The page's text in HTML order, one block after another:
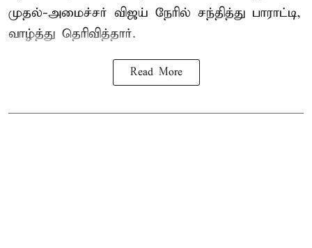
முதல்-அமைச்சர் விஜய் நேரில் சந்தித்து பாராட்டி,
வாழ்த்து தெரிவித்தார்.
Read More